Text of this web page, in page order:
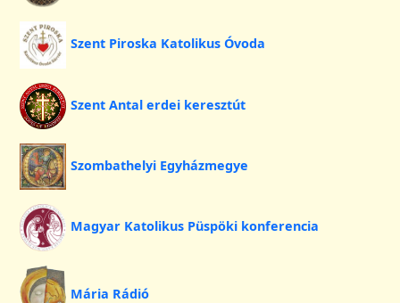
Szent Piroska Katolikus Óvoda
Szent Antal erdei keresztút
Szombathelyi Egyházmegye
Magyar Katolikus Püspöki konferencia
Mária Rádió